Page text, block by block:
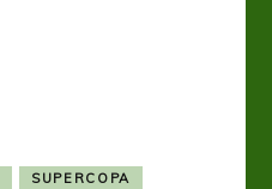
SUPERCOPA